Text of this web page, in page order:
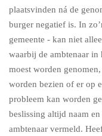
plaatsvinden ná de
burger negatief is. In
gemeente - kan niet
waarbij de ambtenaar
moest worden
worden bezien of er op
probleem kan worden
beslissing altijd naam
ambtenaar vermeld.